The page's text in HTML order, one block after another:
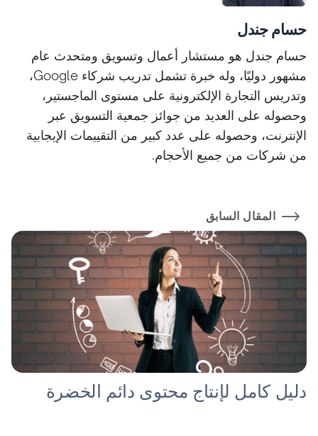
حسام جندل
حسام جندل هو مستشار أعمال وتسويق ومتحدث عام
مشهور دوليًا، وله خبرة تشمل تدريب شركاء Google،
وتدريس التجارة الإلكترونية على مستوى الماجستير،
وحصوله على العديد من جوائز جمعية التسويق عبر
الإنترنت، وحصوله على عدد كبير من التقييمات الإيجابية
من شركات من جميع الأحجام.
المقال السابق
دليل كامل لإنتاج محتوى دائم الخضرة